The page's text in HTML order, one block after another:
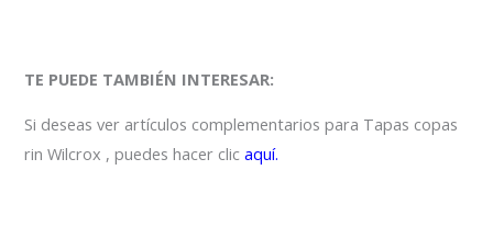
TE PUEDE TAMBIÉN INTERESAR:
Si deseas ver artículos complementarios para Tapas copas
rin Wilcrox , puedes hacer clicaquí.